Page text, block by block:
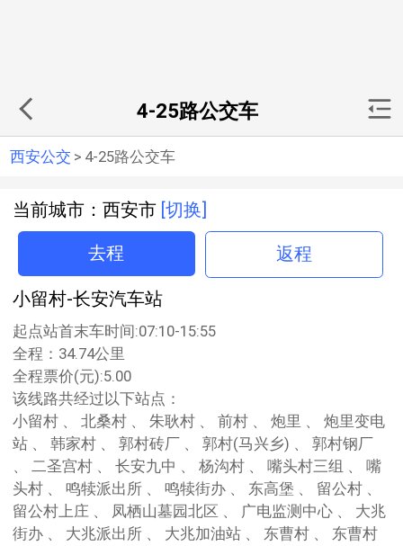
4-25路公交车
西安公交 > 4-25路公交车
当前城市：西安市 [切换]
去程 返程
小留村-长安汽车站
起点站首末车时间:07:10-15:55
全程：34.74公里
全程票价(元):5.00
该线路共经过以下站点：
小留村 、 北桑村 、 朱耿村 、 前村 、 炮里 、 炮里变电
站 、 韩家村 、 郭村砖厂 、 郭村(马兴乡) 、 郭村钢厂
、 二圣宫村 、 长安九中 、 杨沟村 、 嘴头村三组 、 嘴
头村 、 鸣犊派出所 、 鸣犊街办 、 东高堡 、 留公村 、
留公村上庄 、 凤栖山墓园北区 、 广电监测中心 、 大兆
街办 、 大兆派出所 、 大兆加油站 、 东曹村 、 东曹村